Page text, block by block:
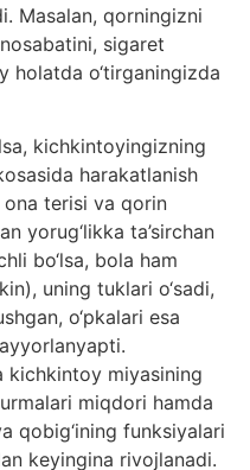
Masalan, qorningizni
sigaret
holatda o‘tirganingizda
kichkintoyingizning
harakatlanish
ona terisi va qorin
yorug‘likka ta’sirchan
bo‘lsa, bola ham
uning tuklari o‘sadi,
o‘pkalari esa
kichkintoy miyasining
miqdori hamda
qobig‘ining funksiyalari
keyingina rivojlanadi.